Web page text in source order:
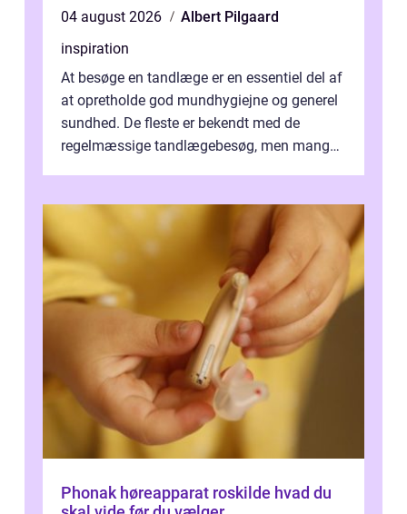
04 august 2026
Albert Pilgaard
inspiration
At besøge en tandlæge er en essentiel del af
at opretholde god mundhygiejne og generel
sundhed. De fleste er bekendt med de
regelmæssige tandlægebesøg, men mange
Phonak høreapparat roskilde hvad du